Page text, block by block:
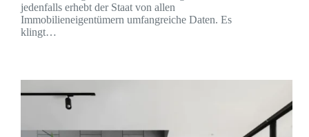
jedenfalls erhebt der Staat von allen
Immobilieneigentümern umfangreiche Daten. Es
klingt…